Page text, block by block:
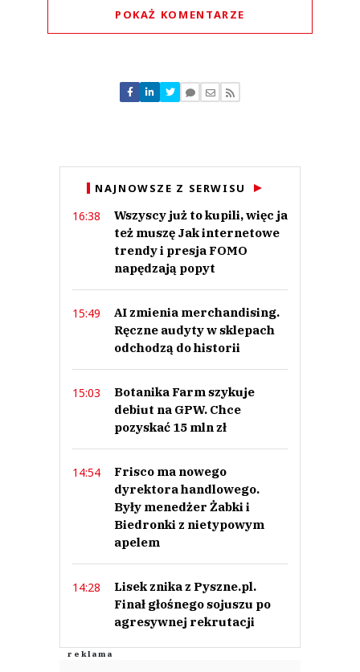
POKAŻ KOMENTARZE
Nie znaleziono komentarzy
Zostaw swoje komentarze
NAJNOWSZE Z SERWISU
16:38
Wszyscy już to kupili, więc ja
też muszę Jak internetowe
trendy i presja FOMO
napędzają popyt
15:49
AI zmienia merchandising.
Ręczne audyty w sklepach
odchodzą do historii
15:03
Botanika Farm szykuje
debiut na GPW. Chce
pozyskać 15 mln zł
14:54
Frisco ma nowego
dyrektora handlowego.
Były menedżer Żabki i
Biedronki z nietypowym
apelem
14:28
Lisek znika z Pyszne.pl.
Finał głośnego sojuszu po
agresywnej rekrutacji